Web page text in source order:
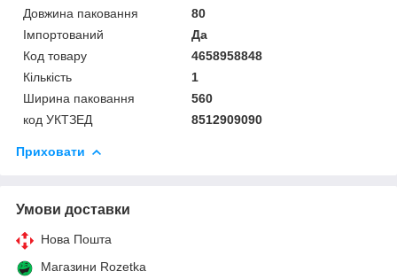
Довжина паковання
80
Імпортований
Да
Код товару
4658958848
Кількість
1
Ширина паковання
560
код УКТЗЕД
8512909090
Приховати
Умови доставки
Нова Пошта
Магазини Rozetka